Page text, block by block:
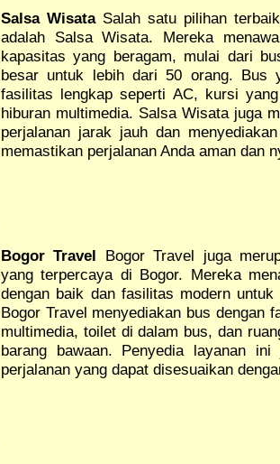
Salsa WisataSalah satu pilihan
adalah Salsa Wisata. Mereka
kapasitas yang beragam, mulai dari
besar untuk lebih dari 50 orang. Bus
fasilitas lengkap seperti AC, kursi
hiburan multimedia. Salsa Wisata juga
perjalanan jarak jauh dan
memastikan perjalanan Anda aman dan
Bogor Travel Bogor Travel juga
yang terpercaya di Bogor. Mereka
dengan baik dan fasilitas modern
Bogor Travel menyediakan bus dengan
multimedia, toilet di dalam bus, dan
barang bawaan. Penyedia layanan
perjalanan yang dapat disesuaikan